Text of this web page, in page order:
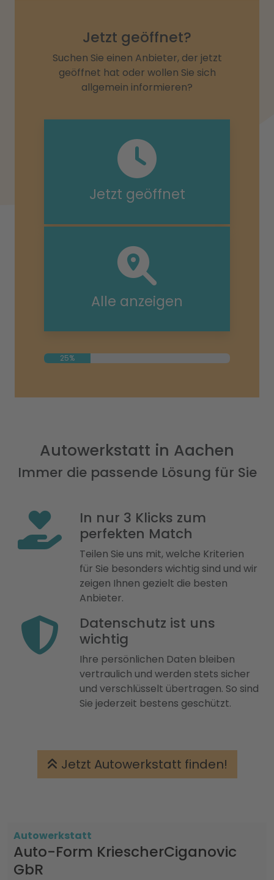
Jetzt geöffnet?
Suchen Sie einen Anbieter, der jetzt
geöffnet hat oder wollen Sie sich
allgemein informieren?
Jetzt geöffnet
Alle anzeigen
25%
Autowerkstatt in Aachen
Immer die passende Lösung für Sie
In nur 3 Klicks zum
perfekten Match
Teilen Sie uns mit, welche Kriterien
für Sie besonders wichtig sind und wir
zeigen Ihnen gezielt die besten
Anbieter.
Datenschutz ist uns
wichtig
Ihre persönlichen Daten bleiben
vertraulich und werden stets sicher
und verschlüsselt übertragen. So sind
Sie jederzeit bestens geschützt.
Jetzt Autowerkstatt finden!
Autowerkstatt
Auto-Form KriescherCiganovic
GbR